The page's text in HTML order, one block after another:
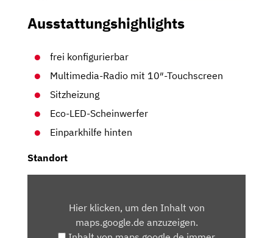
Ausstattungshighlights
frei konfigurierbar
Multimedia-Radio mit 10″-Touchscreen
Sitzheizung
Eco-LED-Scheinwerfer
Einparkhilfe hinten
Standort
MAPS.GOOGLE.DEHier klicken, um den Inhalt von
maps.google.de anzuzeigen.